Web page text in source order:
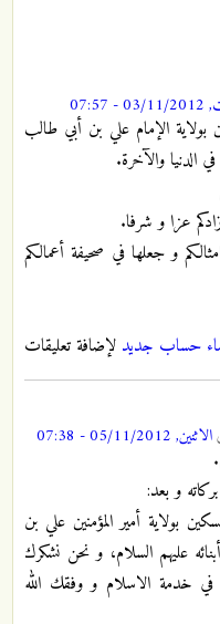
بولاية الإمام علي بن أبي طالب
الدنيا والآخرة.
عزا و شرفا.
و جعلها في صحيفة أعمالكم
حساب جديد لإضافة تعليقات
الاثنين, 05/11/2012 - 07:38
و بعد:
بولاية أمير المؤمنين علي بن
عليهم السلام، و نحن نشكرك
خدمة الاسلام و وفقك الله